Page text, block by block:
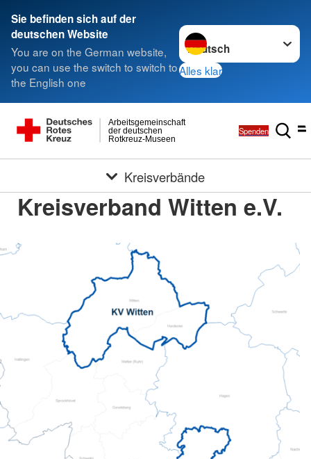
Sie befinden sich auf der
deutschen Website
You are on the German website,
you can use the switch to switch to
the English one
Sprache wechseln zu
Alles klar
Rotkreuz-Museen
der deutschen
Arbeitsgemeinschaft
Spenden
Kreisverbände
Kreisverband Witten e.V.